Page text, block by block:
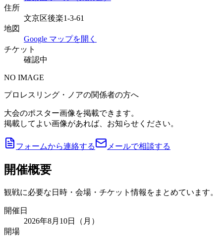
住所
文京区後楽1-3-61
地図
Google マップを開く
チケット
確認中
NO IMAGE
プロレスリング・ノアの関係者の方へ
大会のポスター画像を掲載できます。
掲載してよい画像があれば、お知らせください。
フォームから連絡する メールで相談する
開催概要
観戦に必要な日時・会場・チケット情報をまとめています。
開催日
2026年8月10日（月）
開場